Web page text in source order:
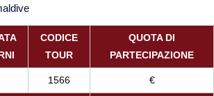
CODICE
TOUR
QUOTA DI
PARTECIPAZIONE
1566 €